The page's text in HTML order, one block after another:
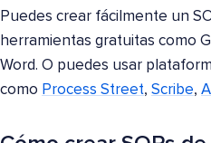
Puedes crear fácilmente un
herramientas gratuitas como
Word. O puedes usar
como Process Street, Scribe,